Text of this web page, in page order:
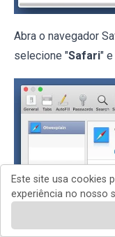
Abra o navegador
selecione "Safari"
Este site usa cookies
experiência no nosso